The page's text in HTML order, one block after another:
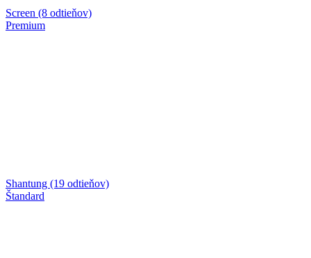
Screen (8 odtieňov)
Premium
Shantung (19 odtieňov)
Štandard